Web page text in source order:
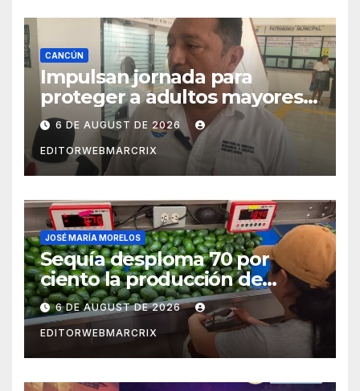
CANCÚN
Impulsan jornada para
proteger a adultos mayores
de fraudes en Cancún
6 DE AUGUST DE 2026
EDITORWEBMARCRIX
JOSÉ MARÍA MORELOS
Sequía desploma 70 por
ciento la producción de
aguacate en Candelaria
6 DE AUGUST DE 2026
EDITORWEBMARCRIX